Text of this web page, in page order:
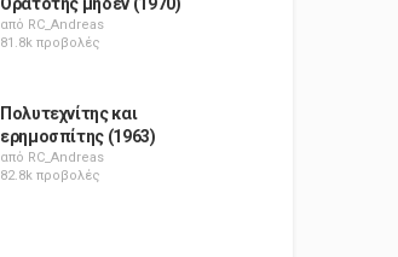
Ορατότης μηδέν (1970)
από RC_Andreas
81.8k προβολές
Πολυτεχνίτης και
ερημοσπίτης (1963)
από RC_Andreas
82.8k προβολές